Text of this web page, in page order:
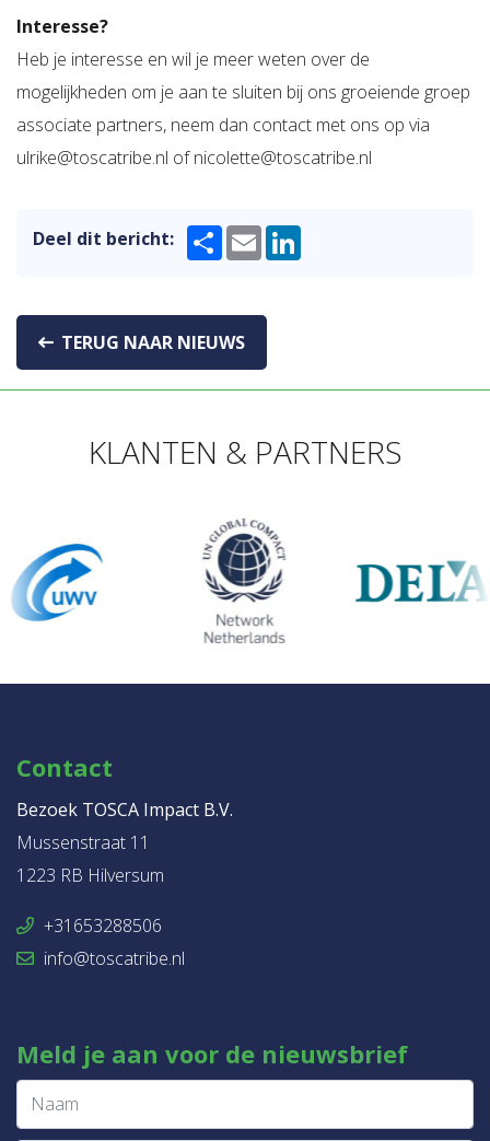
Interesse?
Heb je interesse en wil je meer weten over de
mogelijkheden om je aan te sluiten bij ons groeiende groep
associate partners, neem dan contact met ons op via
ulrike@toscatribe.nl of nicolette@toscatribe.nl
Deel dit bericht: ShareEmail
TERUG NAAR NIEUWS
KLANTEN & PARTNERS
Contact
Bezoek TOSCA Impact B.V.
Mussenstraat 11
1223 RB Hilversum
+31653288506
info@toscatribe.nl
Meld je aan voor de nieuwsbrief